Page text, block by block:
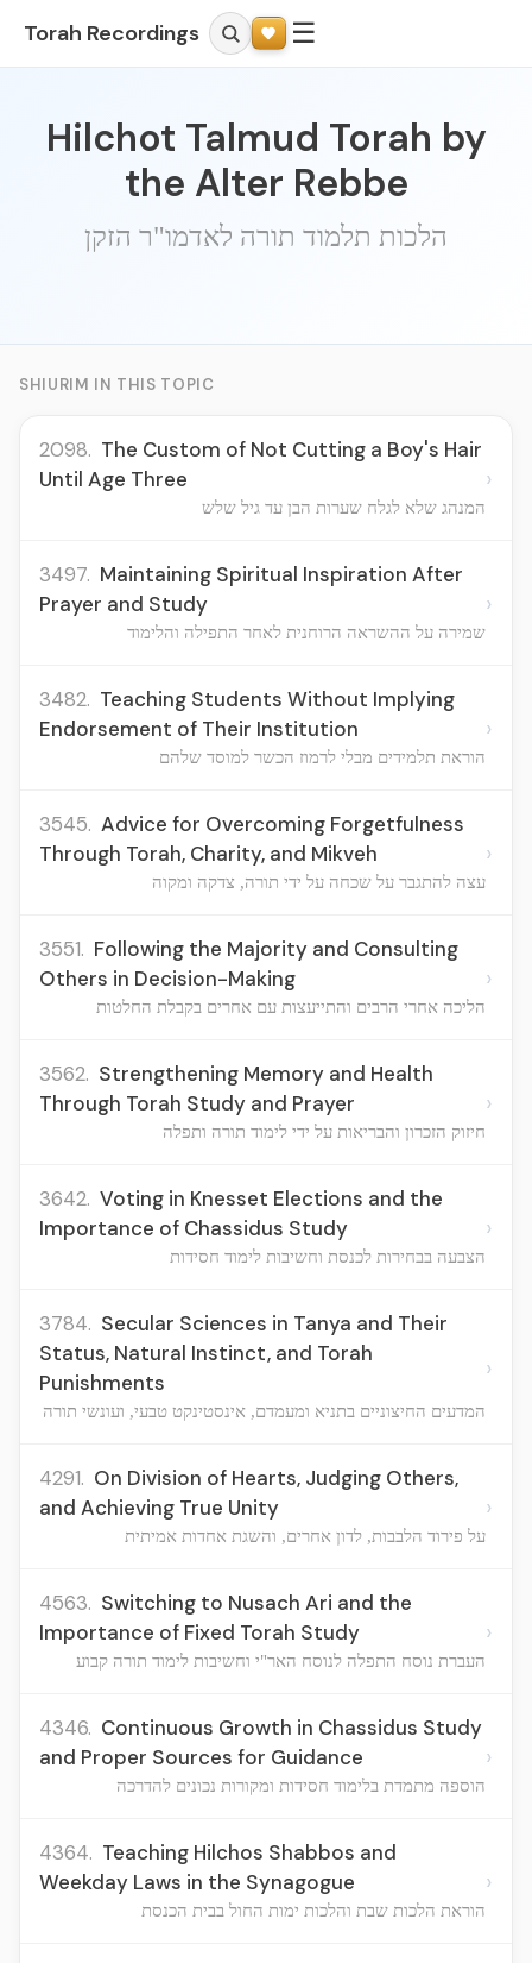
Torah Recordings ☰
Hilchot Talmud Torah by
the Alter Rebbe
הלכות תלמוד תורה לאדמו"ר הזקן
SHIURIM IN THIS TOPIC
2098. The Custom of Not Cutting a Boy's Hair
Until Age Three
המנהג שלא לגלח שערות הבן עד גיל שלש
›
3497. Maintaining Spiritual Inspiration After
Prayer and Study
שמירה על ההשראה הרוחנית לאחר התפילה והלימוד
›
3482. Teaching Students Without Implying
Endorsement of Their Institution
הוראת תלמידים מבלי לרמוז הכשר למוסד שלהם
›
3545. Advice for Overcoming Forgetfulness
Through Torah, Charity, and Mikveh
עצה להתגבר על שכחה על ידי תורה, צדקה ומקוה
›
3551. Following the Majority and Consulting
Others in Decision-Making
הליכה אחרי הרבים והתייעצות עם אחרים בקבלת החלטות
›
3562. Strengthening Memory and Health
Through Torah Study and Prayer
חיזוק הזכרון והבריאות על ידי לימוד תורה ותפלה
›
3642. Voting in Knesset Elections and the
Importance of Chassidus Study
הצבעה בבחירות לכנסת וחשיבות לימוד חסידות
›
3784. Secular Sciences in Tanya and Their
Status, Natural Instinct, and Torah
Punishments
המדעים החיצוניים בתניא ומעמדם, אינסטינקט טבעי, ועונשי תורה
›
4291. On Division of Hearts, Judging Others,
and Achieving True Unity
על פירוד הלבבות, לדון אחרים, והשגת אחדות אמיתית
›
4563. Switching to Nusach Ari and the
Importance of Fixed Torah Study
העברת נוסח התפלה לנוסח האר"י וחשיבות לימוד תורה קבוע
›
4346. Continuous Growth in Chassidus Study
and Proper Sources for Guidance
הוספה מתמדת בלימוד חסידות ומקורות נכונים להדרכה
›
4364. Teaching Hilchos Shabbos and
Weekday Laws in the Synagogue
הוראת הלכות שבת והלכות ימות החול בבית הכנסת
›